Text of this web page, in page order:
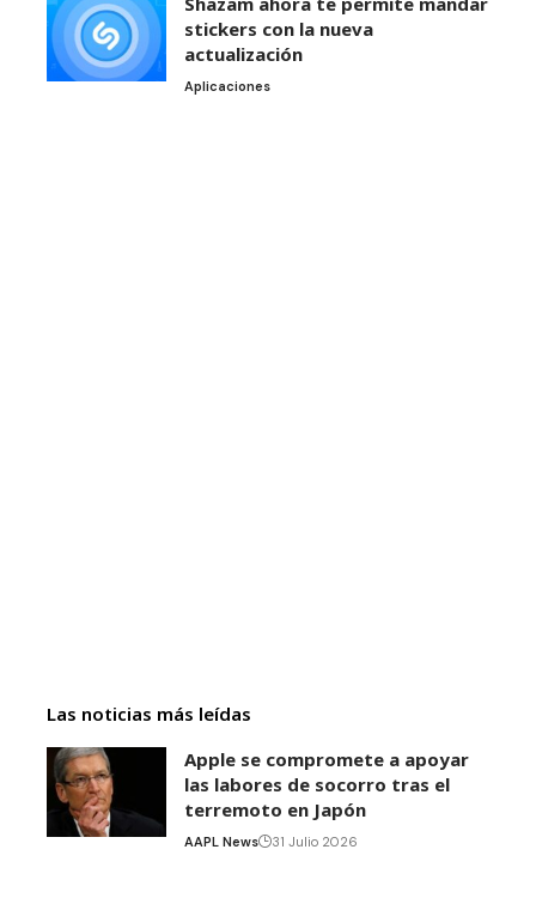
stickers con la nueva
actualización
Aplicaciones
Las noticias más leídas
Apple se compromete a apoyar
las labores de socorro tras el
terremoto en Japón
AAPL News 31 Julio 2026